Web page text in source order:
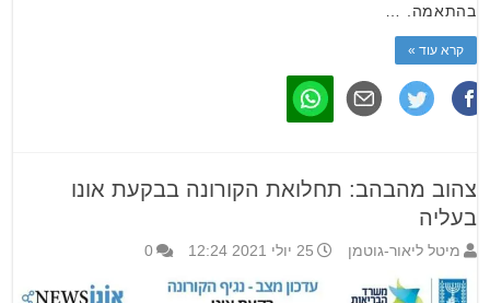
בהתאמה. …
קרא עוד »
צהוב מהבהב: תחלואת הקורונה בבקעת אונו
בעליה
מיטל ליאור-גוטמן 25 יולי 2021 12:24 0